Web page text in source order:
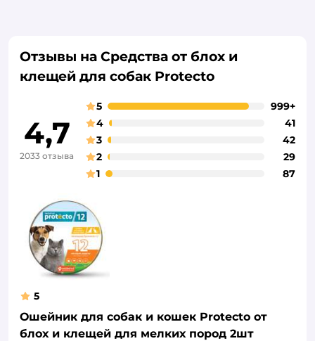
Отзывы на Средства от блох и
клещей для собак Protecto
4,7
2033 отзыва
5
999+
4
41
3
42
2
29
1
87
5
Ошейник для собак и кошек Protecto от
блох и клещей для мелких пород 2шт